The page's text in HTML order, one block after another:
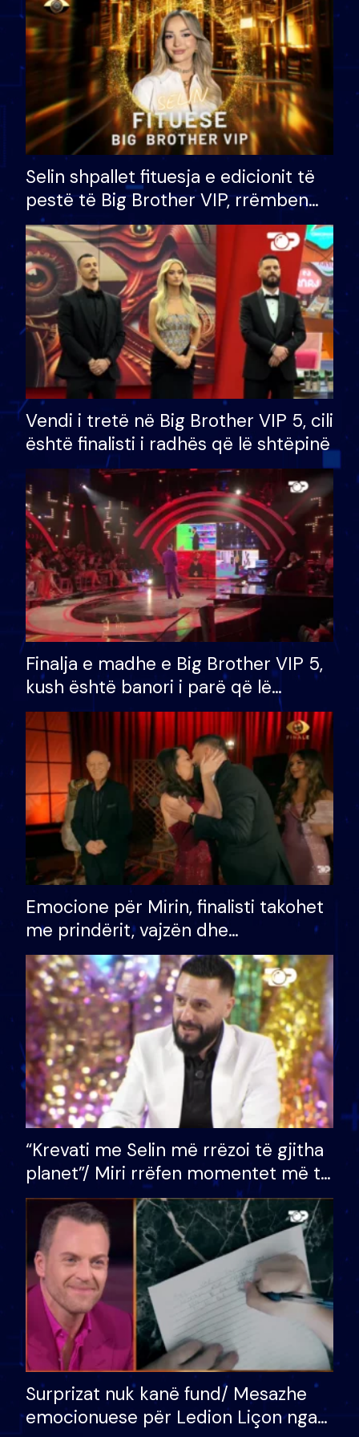
Selin shpallet fituesja e edicionit të
pestë të Big Brother VIP, rrëmben
çmimin e madh prej 100 mijë eurosh
Vendi i tretë në Big Brother VIP 5, cili
është finalisti i radhës që lë shtëpinë
Finalja e madhe e Big Brother VIP 5,
kush është banori i parë që lë
shtëpinë dhe humb mundësinë për
të fituar çmimin e madh
Emocione për Mirin, finalisti takohet
me prindërit, vajzën dhe
bashkëshorten: S’kemi ndonjë letër
divorci apo jo?
“Krevati me Selin më rrëzoi të gjitha
planet”/ Miri rrëfen momentet më të
bukura në shtëpinë e BB VIP: Do më
mungojë zilja e mëngjesit kur…
Surprizat nuk kanë fund/ Mesazhe
emocionuese për Ledion Liçon nga